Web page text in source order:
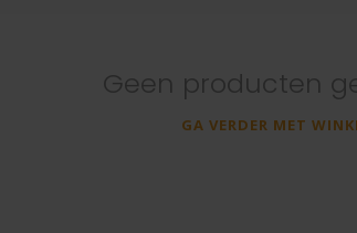
Geen producten
GA VERDER MET